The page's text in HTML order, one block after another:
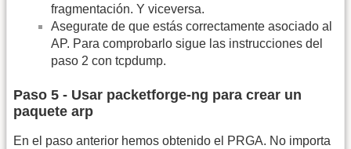
fragmentación. Y viceversa.
Asegurate de que estás correctamente asociado al
AP. Para comprobarlo sigue las instrucciones del
paso 2 con tcpdump.
Paso 5 - Usar packetforge-ng para crear un
paquete arp
En el paso anterior hemos obtenido el PRGA. No importa